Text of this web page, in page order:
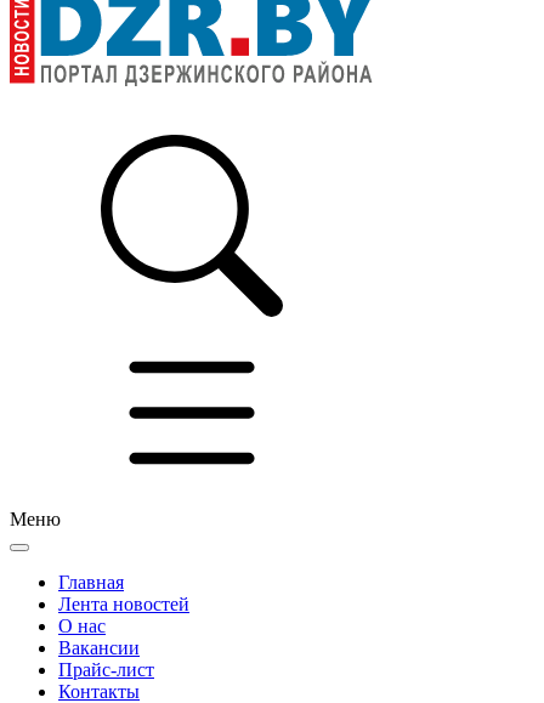
Меню
Главная
Лента новостей
О нас
Вакансии
Прайс-лист
Контакты